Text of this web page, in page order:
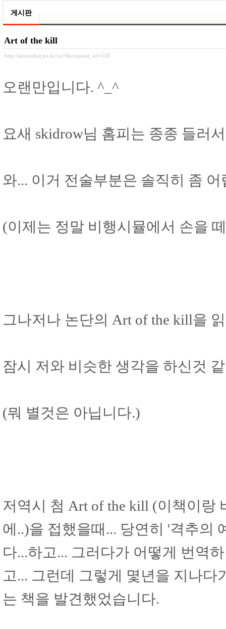
게시판
Art of the kill
http://aircombat.pe.kr/xe/?document_srl=118
오랜만입니다. ^_^
요새 skidrow님 홈피는 종종 들러
와... 이거 전술부분은 솔직히 좀 어
(이제는 정말 비행시뮬에서 손을
그나저나 논단의 Art of the kill을
잠시 저와 비슷한 생각을 하신것
(뭐 별것은 아닙니다.)
저역시 첨 Art of the kill (이책이랑
에..)을 접했을때... 당연히 '격추의
다...하고... 그러다가 어떻게 번역
고... 그런데 그렇게 몇년을 지나
는 책을 발견했었습니다.